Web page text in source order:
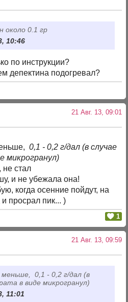
около 0.1 гр
10:46
по инструкции?
депектина подогревал?
21 Авг. 13, 09:01
0,1 - 0,2 г/дал (в случае
микрогранул)
стал
и не убежала она!
когда осенние пойдут, на
просрал пик... )
1
21 Авг. 13, 09:59
0,1 - 0,2 г/дал (в
в виде микрогранул)
11:01